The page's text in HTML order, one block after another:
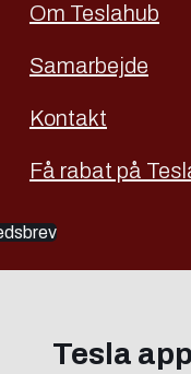
Om Teslahub
Samarbejde
Kontakt
Få rabat på
Tesla